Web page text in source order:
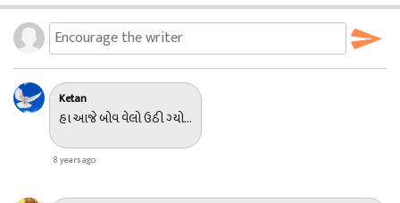
*બાકી 'બનાવટ' તો આખી દુનિયા માં છે જ...*
??Good Morning ??
??jsk??
Ketan
હા આજે બોવ વેલો ઉઠી ગ્યો...
8 years ago